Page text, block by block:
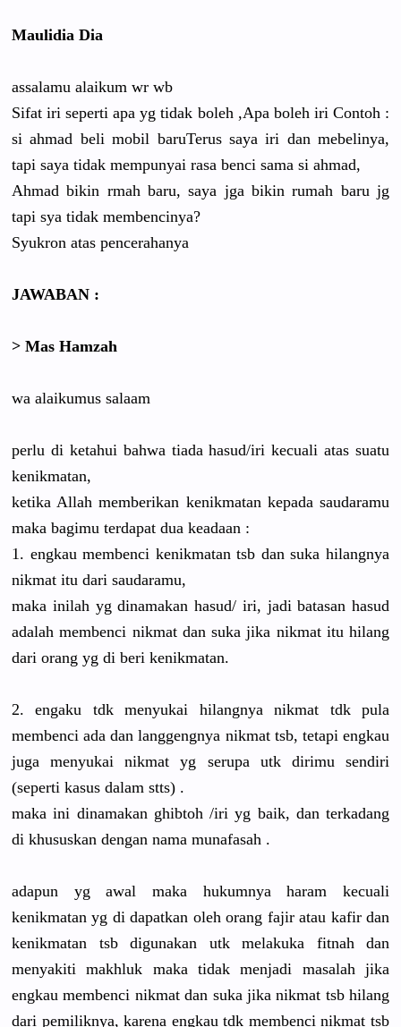
Maulidia Dia
assalamu alaikum wr wb
Sifat iri seperti apa yg tidak boleh ,Apa boleh iri Contoh :
si ahmad beli mobil baruTerus saya iri dan mebelinya,
tapi saya tidak mempunyai rasa benci sama si ahmad,
Ahmad bikin rmah baru, saya jga bikin rumah baru jg
tapi sya tidak membencinya?
Syukron atas pencerahanya
JAWABAN :
> Mas Hamzah
wa alaikumus salaam
perlu di ketahui bahwa tiada hasud/iri kecuali atas suatu
kenikmatan,
ketika Allah memberikan kenikmatan kepada saudaramu
maka bagimu terdapat dua keadaan :
1. engkau membenci kenikmatan tsb dan suka hilangnya
nikmat itu dari saudaramu,
maka inilah yg dinamakan hasud/ iri, jadi batasan hasud
adalah membenci nikmat dan suka jika nikmat itu hilang
dari orang yg di beri kenikmatan.
2. engaku tdk menyukai hilangnya nikmat tdk pula
membenci ada dan langgengnya nikmat tsb, tetapi engkau
juga menyukai nikmat yg serupa utk dirimu sendiri
(seperti kasus dalam stts) .
maka ini dinamakan ghibtoh /iri yg baik, dan terkadang
di khususkan dengan nama munafasah .
adapun yg awal maka hukumnya haram kecuali
kenikmatan yg di dapatkan oleh orang fajir atau kafir dan
kenikmatan tsb digunakan utk melakuka fitnah dan
menyakiti makhluk maka tidak menjadi masalah jika
engkau membenci nikmat dan suka jika nikmat tsb hilang
dari pemiliknya, karena engkau tdk membenci nikmat tsb